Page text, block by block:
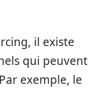
il existe
qui peuvent
exemple, le